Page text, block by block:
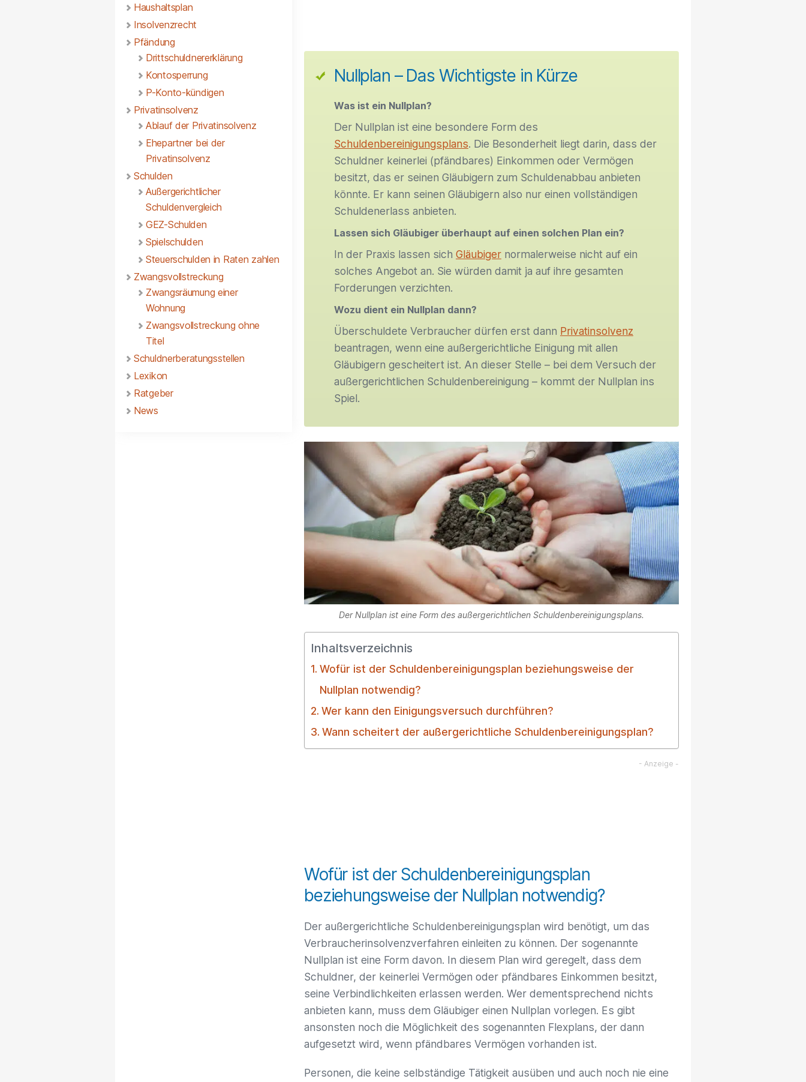
Haushaltsplan
Insolvenzrecht
Pfändung
Drittschuldnererklärung
Kontosperrung
P-Konto-kündigen
Privatinsolvenz
Ablauf der Privatinsolvenz
Ehepartner bei der
Privatinsolvenz
Schulden
Außergerichtlicher
Schuldenvergleich
GEZ-Schulden
Spielschulden
Steuerschulden in Raten zahlen
Zwangsvollstreckung
Zwangsräumung einer
Wohnung
Zwangsvollstreckung ohne
Titel
Schuldnerberatungsstellen
Lexikon
Ratgeber
News
Nullplan – Das Wichtigste in Kürze
Was ist ein Nullplan?
Der Nullplan ist eine besondere Form des
Schuldenbereinigungsplans. Die Besonderheit liegt darin, dass der
Schuldner keinerlei (pfändbares) Einkommen oder Vermögen
besitzt, das er seinen Gläubigern zum Schuldenabbau anbieten
könnte. Er kann seinen Gläubigern also nur einen vollständigen
Schuldenerlass anbieten.
Lassen sich Gläubiger überhaupt auf einen solchen Plan ein?
In der Praxis lassen sich Gläubiger normalerweise nicht auf ein
solches Angebot an. Sie würden damit ja auf ihre gesamten
Forderungen verzichten.
Wozu dient ein Nullplan dann?
Überschuldete Verbraucher dürfen erst dann Privatinsolvenz
beantragen, wenn eine außergerichtliche Einigung mit allen
Gläubigern gescheitert ist. An dieser Stelle – bei dem Versuch der
außergerichtlichen Schuldenbereinigung – kommt der Nullplan ins
Spiel.
Der Nullplan ist eine Form des außergerichtlichen Schuldenbereinigungsplans.
Inhaltsverzeichnis
Wofür ist der Schuldenbereinigungsplan beziehungsweise der
Nullplan notwendig?
Wer kann den Einigungsversuch durchführen?
Wann scheitert der außergerichtliche Schuldenbereinigungsplan?
Wofür ist der Schuldenbereinigungsplan
beziehungsweise der Nullplan notwendig?
Der außergerichtliche Schuldenbereinigungsplan wird benötigt, um das
Verbraucherinsolvenzverfahren einleiten zu können. Der sogenannte
Nullplan ist eine Form davon. In diesem Plan wird geregelt, dass dem
Schuldner, der keinerlei Vermögen oder pfändbares Einkommen besitzt,
seine Verbindlichkeiten erlassen werden. Wer dementsprechend nichts
anbieten kann, muss dem Gläubiger einen Nullplan vorlegen. Es gibt
ansonsten noch die Möglichkeit des sogenannten Flexplans, der dann
aufgesetzt wird, wenn pfändbares Vermögen vorhanden ist.
Personen, die keine selbständige Tätigkeit ausüben und auch noch nie eine